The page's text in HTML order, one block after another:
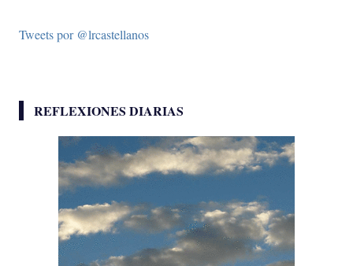
Tweets por @lrcastellanos
REFLEXIONES DIARIAS